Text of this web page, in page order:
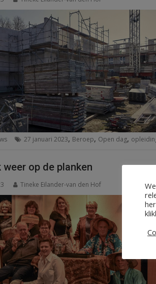
27 januari 2023, Beroep, Open dag,
weer op de planken
Tineke Eilander-van den Hof